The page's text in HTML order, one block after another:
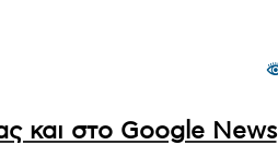
και στο Google News